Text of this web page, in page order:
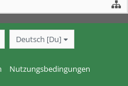
Deutsch [Du]
Nutzungsbedingungen